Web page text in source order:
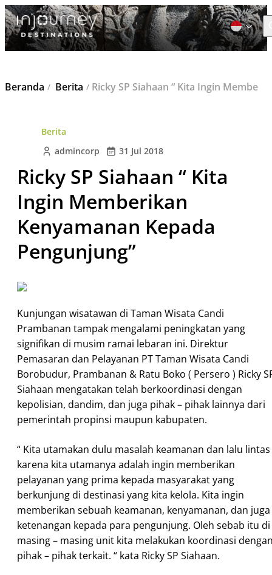
Cari
Beranda Berita Ricky SP Siahaan “ Kita Ingin Memberikan Kenyamanan Kepada Pengunjung”
Berita
admincorp
31 Jul 2018
Ricky SP Siahaan “ Kita
Ingin Memberikan
Kenyamanan Kepada
Pengunjung”
Kunjungan wisatawan di Taman Wisata Candi
Prambanan tampak mengalami peningkatan yang
signifikan di musim ramai lebaran ini. Direktur
Pemasaran dan Pelayanan PT Taman Wisata Candi
Borobudur, Prambanan & Ratu Boko ( Persero ) Ricky
Siahaan mengatakan telah berkoordinasi dengan
kepolisian, dandim, dan juga pihak – pihak lainnya dari
pemerintah propinsi maupun kabupaten.
“ Kita utamakan dulu masalah keamanan dan lalu lintas
karena kita utamanya adalah ingin memberikan
pelayanan yang prima kepada masyarakat yang
berkunjung di destinasi yang kita kelola. Kita ingin
memberikan sebuah keamanan, kenyamanan, dan juga
ketenangan kepada para pengunjung. Oleh sebab itu di
masing – masing unit kita melakukan koordinasi
pihak – pihak terkait. “ kata Ricky SP Siahaan.